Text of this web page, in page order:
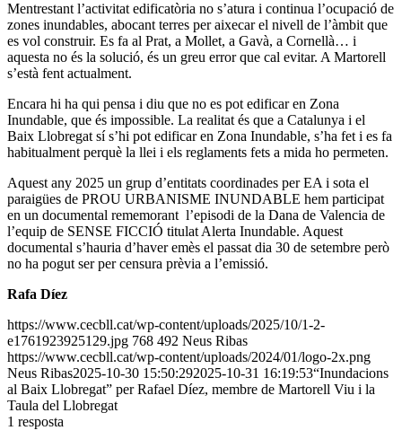
Mentrestant l’activitat edificatòria no s’atura i continua l’ocupació de
zones inundables, abocant terres per aixecar el nivell de l’àmbit que
es vol construir. Es fa al Prat, a Mollet, a Gavà, a Cornellà… i
aquesta no és la solució, és un greu error que cal evitar. A Martorell
s’està fent actualment.
Encara hi ha qui pensa i diu que no es pot edificar en Zona
Inundable, que és impossible. La realitat és que a Catalunya i el
Baix Llobregat sí s’hi pot edificar en Zona Inundable, s’ha fet i es fa
habitualment perquè la llei i els reglaments fets a mida ho permeten.
Aquest any 2025 un grup d’entitats coordinades per EA i sota el
paraigües de PROU URBANISME INUNDABLE hem participat
en un documental rememorant l’episodi de la Dana de Valencia de
l’equip de SENSE FICCIÓ titulat Alerta Inundable. Aquest
documental s’hauria d’haver emès el passat dia 30 de setembre però
no ha pogut ser per censura prèvia a l’emissió.
Rafa Díez
https://www.cecbll.cat/wp-content/uploads/2025/10/1-2-
e1761923925129.jpg 768 492 Neus Ribas
https://www.cecbll.cat/wp-content/uploads/2024/01/logo-2x.png
Neus Ribas2025-10-30 15:50:292025-10-31 16:19:53“Inundacions
al Baix Llobregat” per Rafael Díez, membre de Martorell Viu i la
Taula del Llobregat
1 resposta